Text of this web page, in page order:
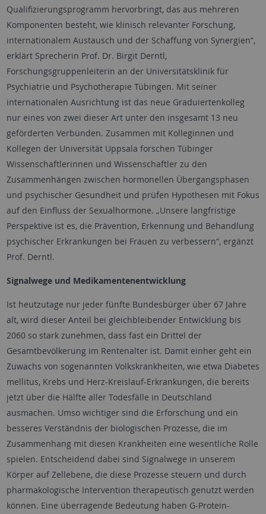
Qualifizierungsprogramm hervorbringt, das aus mehreren
Komponenten besteht, wie klinisch relevanter Forschung,
internationalem Austausch und der Schaffung von Synergien“,
erklärt Sprecherin Prof. Dr. Birgit Derntl,
Forschungsgruppenleiterin an der Universitätsklinik für
Psychiatrie und Psychotherapie Tübingen. Mit seiner
internationalen Ausrichtung ist das neue Graduiertenkolleg
nur eines von zwei dieser Art unter den insgesamt 13 neu
geförderten Verbünden. Zusammen mit Kolleginnen und
Kollegen der Universität Uppsala forschen Tübinger
Wissenschaftlerinnen und Wissenschaftler zu den
Zusammenhängen zwischen hormonellen Übergangsphasen
und psychischer Gesundheit und prüfen Hypothesen mit Fokus
auf den Einfluss der Sexualhormone. „Unsere langfristige
Perspektive ist es, die Prävention, Erkennung und Behandlung
psychischer Erkrankungen bei Frauen zu verbessern“, ergänzt
Prof. Derntl.
Signalwege und Medikamentenentwicklung
Ist heutzutage nur jeder fünfte Bundesbürger über 67 Jahre
alt, wird dieser Anteil bei gleichbleibender Entwicklung bis
2060 so stark zunehmen, dass fast ein Drittel der
Gesamtbevölkerung im Rentenalter ist. Damit einher geht ein
Zuwachs von sogenannten Volkskrankheiten, wie etwa Diabetes
mellitus, Krebs und Herz-Kreislauf-Erkrankungen, die bereits
jetzt über die Hälfte aller Todesfälle in Deutschland
ausmachen. Umso wichtiger sind die Erforschung und ein
besseres Verständnis der biologischen Prozesse, die im
Zusammenhang mit diesen Krankheiten eine wesentliche Rolle
spielen. Entscheidend dabei sind Signalwege in unserem
Körper auf Zellebene, die diese Prozesse steuern und durch
pharmakologische Intervention therapeutisch genutzt werden
können. Eine überragende Bedeutung haben G-Protein-